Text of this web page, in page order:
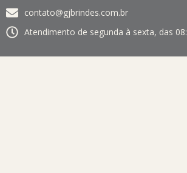
contato@gjbrindes.com.br
Atendimento de segunda à sexta, das